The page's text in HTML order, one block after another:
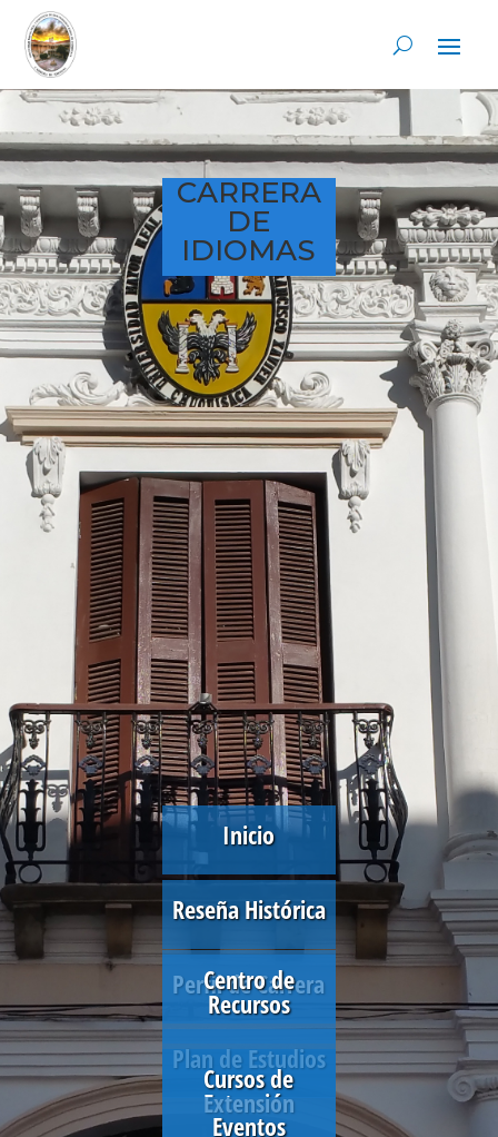
CARRERA
DE
IDIOMAS
Inicio
Reseña Histórica
Perfil de Carrera
Plan de Estudios
Centro de
Recursos
Cursos de
Extensión
Eventos